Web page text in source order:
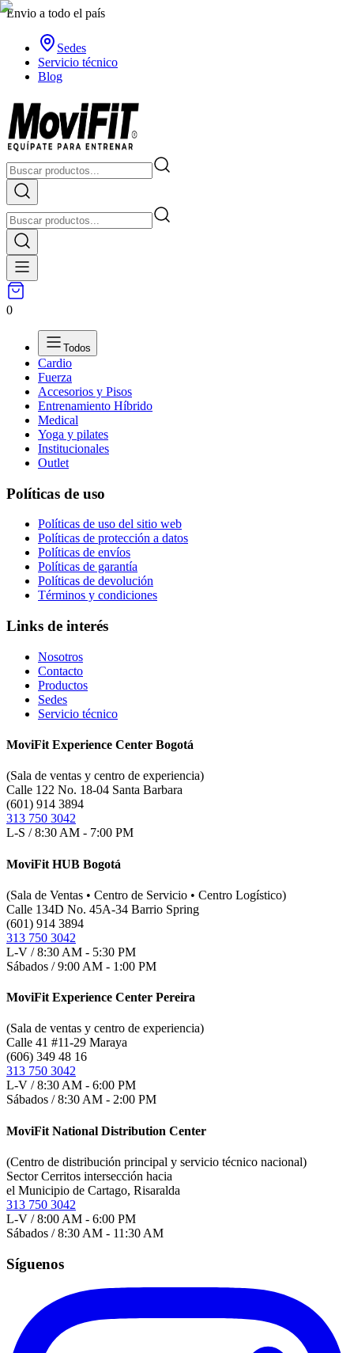
Envio a todo el país
Sedes
Servicio técnico
Blog
0
Todos
Cardio
Fuerza
Accesorios y Pisos
Entrenamiento Híbrido
Medical
Yoga y pilates
Institucionales
Outlet
Políticas de uso
Políticas de uso del sitio web
Políticas de protección a datos
Políticas de envíos
Políticas de garantía
Políticas de devolución
Términos y condiciones
Links de interés
Nosotros
Contacto
Productos
Sedes
Servicio técnico
MoviFit Experience Center Bogotá
(Sala de ventas y centro de experiencia)
Calle 122 No. 18-04 Santa Barbara
(601) 914 3894
313 750 3042
L-S / 8:30 AM - 7:00 PM
MoviFit HUB Bogotá
(Sala de Ventas • Centro de Servicio • Centro Logístico)
Calle 134D No. 45A-34 Barrio Spring
(601) 914 3894
313 750 3042
L-V / 8:30 AM - 5:30 PM
Sábados / 9:00 AM - 1:00 PM
MoviFit Experience Center Pereira
(Sala de ventas y centro de experiencia)
Calle 41 #11-29 Maraya
(606) 349 48 16
313 750 3042
L-V / 8:30 AM - 6:00 PM
Sábados / 8:30 AM - 2:00 PM
MoviFit National Distribution Center
(Centro de distribución principal y servicio técnico nacional)
Sector Cerritos intersección hacia
el Municipio de Cartago, Risaralda
313 750 3042
L-V / 8:00 AM - 6:00 PM
Sábados / 8:30 AM - 11:30 AM
Síguenos